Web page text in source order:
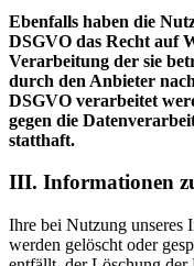
Ebenfalls haben die
DSGVO das Recht auf
Verarbeitung der sie
durch den Anbieter
DSGVO verarbeitet
gegen die
statthaft.
III. Informationen
Ihre bei Nutzung unseres
werden gelöscht oder